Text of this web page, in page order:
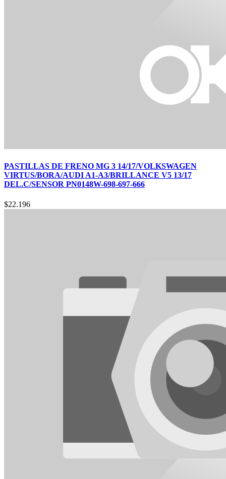
PASTILLAS DE FRENO MG 3 14/17/VOLKSWAGEN
VIRTUS/BORA/AUDI A1-A3/BRILLANCE V5 13/17
DEL.C/SENSOR PN0148W-698-697-666
$22.196